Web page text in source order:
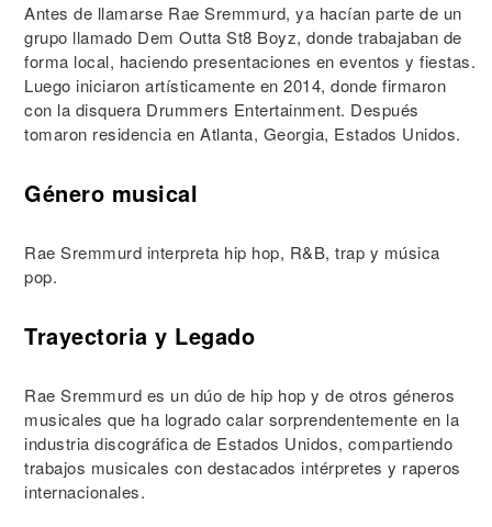
Antes de llamarse Rae Sremmurd, ya hacían parte de un
grupo llamado Dem Outta St8 Boyz, donde trabajaban de
forma local, haciendo presentaciones en eventos y fiestas.
Luego iniciaron artísticamente en 2014, donde firmaron
con la disquera Drummers Entertainment. Después
tomaron residencia en Atlanta, Georgia, Estados Unidos.
Género musical
Rae Sremmurd interpreta hip hop, R&B, trap y música
pop.
Trayectoria y Legado
Rae Sremmurd es un dúo de hip hop y de otros géneros
musicales que ha logrado calar sorprendentemente en la
industria discográfica de Estados Unidos, compartiendo
trabajos musicales con destacados intérpretes y raperos
internacionales.